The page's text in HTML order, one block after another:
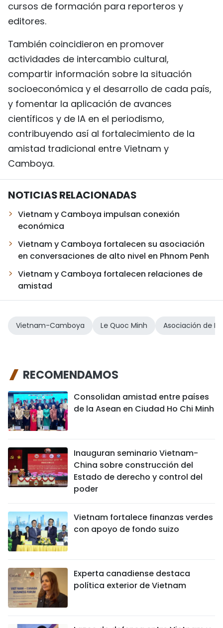
cursos de formación para reporteros y
editores.
También coincidieron en promover
actividades de intercambio cultural,
compartir información sobre la situación
socioeconómica y el desarrollo de cada país,
y fomentar la aplicación de avances
científicos y de IA en el periodismo,
contribuyendo así al fortalecimiento de la
amistad tradicional entre Vietnam y
Camboya.
NOTICIAS RELACIONADAS
Vietnam y Camboya impulsan conexión
económica
Vietnam y Camboya fortalecen su asociación
en conversaciones de alto nivel en Phnom Penh
Vietnam y Camboya fortalecen relaciones de
amistad
Vietnam-Camboya Le Quoc Minh Asociación de
RECOMENDAMOS
Consolidan amistad entre países
de la Asean en Ciudad Ho Chi Minh
Inauguran seminario Vietnam-
China sobre construcción del
Estado de derecho y control del
poder
Vietnam fortalece finanzas verdes
con apoyo de fondo suizo
Experta canadiense destaca
política exterior de Vietnam